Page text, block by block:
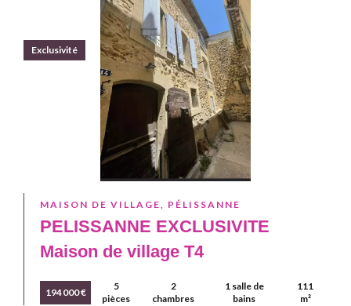
MAISON DE VILLAGE, PÉLISSANNE
PELISSANNE EXCLUSIVITE
Maison de village T4
194 000 €
5
pièces
2
chambres
1 salle de
bains
111
m²
Exclusivité